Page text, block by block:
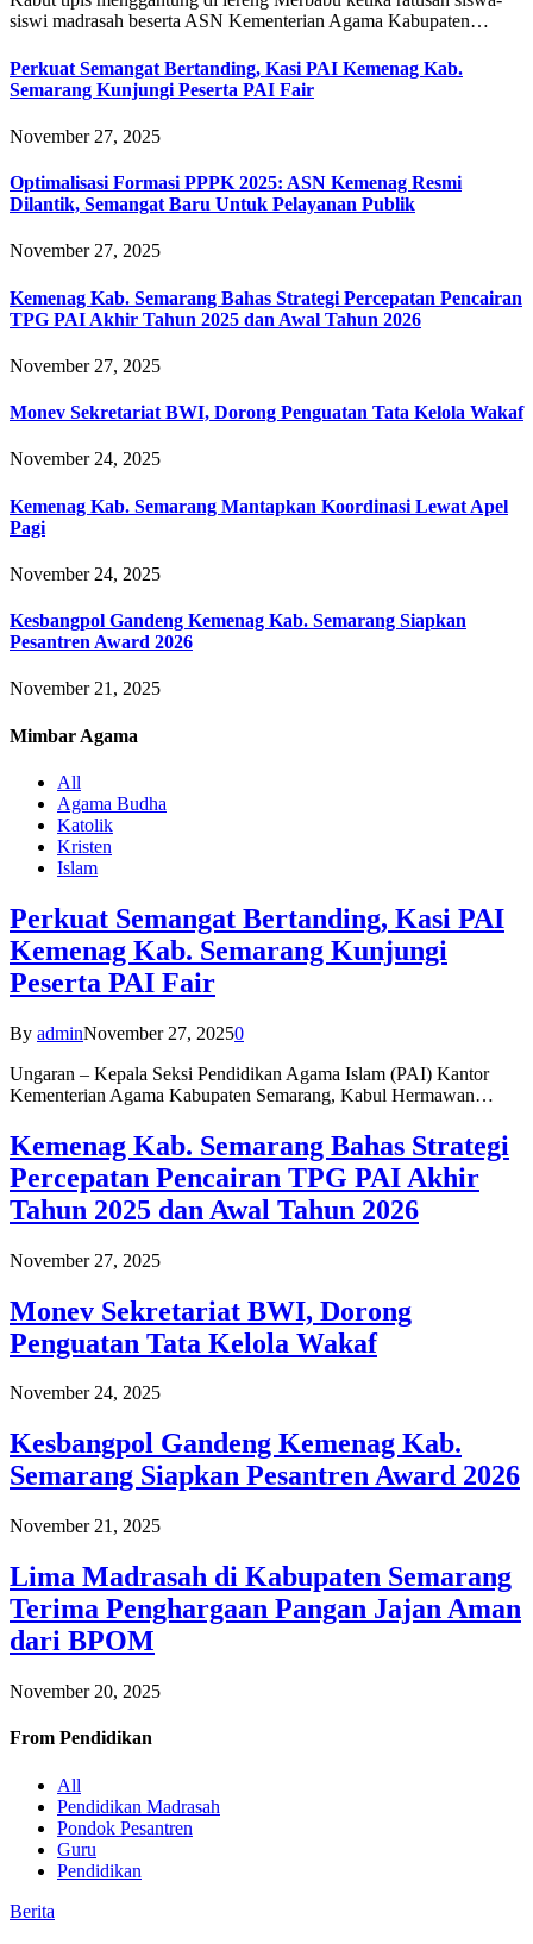
siswi madrasah beserta ASN Kementerian Agama Kabupaten…
Perkuat Semangat Bertanding, Kasi PAI Kemenag Kab.
Semarang Kunjungi Peserta PAI Fair
November 27, 2025
Optimalisasi Formasi PPPK 2025: ASN Kemenag Resmi
Dilantik, Semangat Baru Untuk Pelayanan Publik
November 27, 2025
Kemenag Kab. Semarang Bahas Strategi Percepatan Pencairan
TPG PAI Akhir Tahun 2025 dan Awal Tahun 2026
November 27, 2025
Monev Sekretariat BWI, Dorong Penguatan Tata Kelola Wakaf
November 24, 2025
Kemenag Kab. Semarang Mantapkan Koordinasi Lewat Apel
Pagi
November 24, 2025
Kesbangpol Gandeng Kemenag Kab. Semarang Siapkan
Pesantren Award 2026
November 21, 2025
Mimbar Agama
All
Agama Budha
Katolik
Kristen
Islam
Perkuat Semangat Bertanding, Kasi PAI
Kemenag Kab. Semarang Kunjungi
Peserta PAI Fair
By adminNovember 27, 20250
Ungaran – Kepala Seksi Pendidikan Agama Islam (PAI) Kantor
Kementerian Agama Kabupaten Semarang, Kabul Hermawan…
Kemenag Kab. Semarang Bahas Strategi
Percepatan Pencairan TPG PAI Akhir
Tahun 2025 dan Awal Tahun 2026
November 27, 2025
Monev Sekretariat BWI, Dorong
Penguatan Tata Kelola Wakaf
November 24, 2025
Kesbangpol Gandeng Kemenag Kab.
Semarang Siapkan Pesantren Award 2026
November 21, 2025
Lima Madrasah di Kabupaten Semarang
Terima Penghargaan Pangan Jajan Aman
dari BPOM
November 20, 2025
From Pendidikan
All
Pendidikan Madrasah
Pondok Pesantren
Guru
Pendidikan
Berita